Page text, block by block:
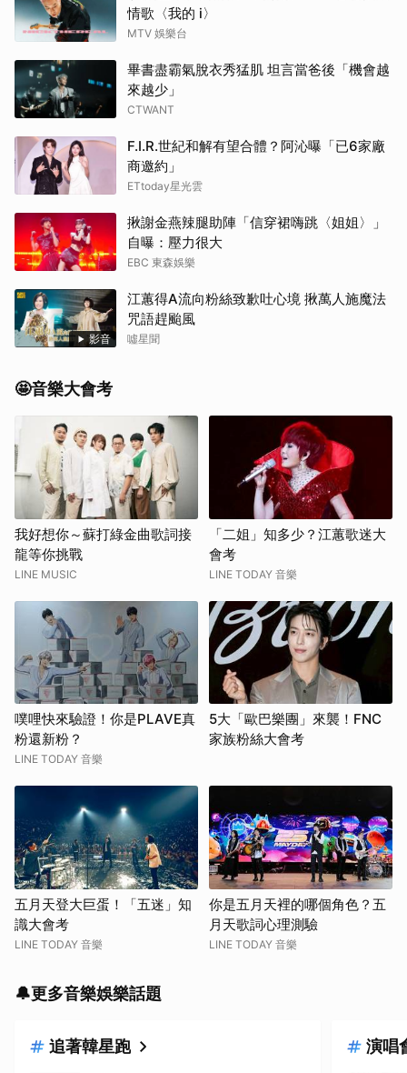
情歌〈我的 i〉
MTV 娛樂台
畢書盡霸氣脫衣秀猛肌 坦言當爸後「機會越
來越少」
CTWANT
F.I.R.世紀和解有望合體？阿沁曝「已6家廠
商邀約」
ETtoday星光雲
揪謝金燕辣腿助陣「信穿裙嗨跳〈姐姐〉」
自曝：壓力很大
EBC 東森娛樂
影音
江蕙得A流向粉絲致歉吐心境 揪萬人施魔法
咒語趕颱風
噓星聞
🤩音樂大會考
我好想你～蘇打綠金曲歌詞接
龍等你挑戰
LINE MUSIC
「二姐」知多少？江蕙歌迷大
會考
LINE TODAY 音樂
噗哩快來驗證！你是PLAVE真
粉還新粉？
LINE TODAY 音樂
5大「歐巴樂團」來襲！FNC
家族粉絲大會考
五月天登大巨蛋！「五迷」知
識大會考
LINE TODAY 音樂
你是五月天裡的哪個角色？五
月天歌詞心理測驗
LINE TODAY 音樂
🔔更多音樂娛樂話題
追著韓星跑 演唱